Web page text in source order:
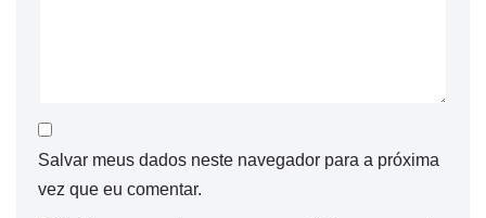
Salvar meus dados neste navegador para a próxima
vez que eu comentar.